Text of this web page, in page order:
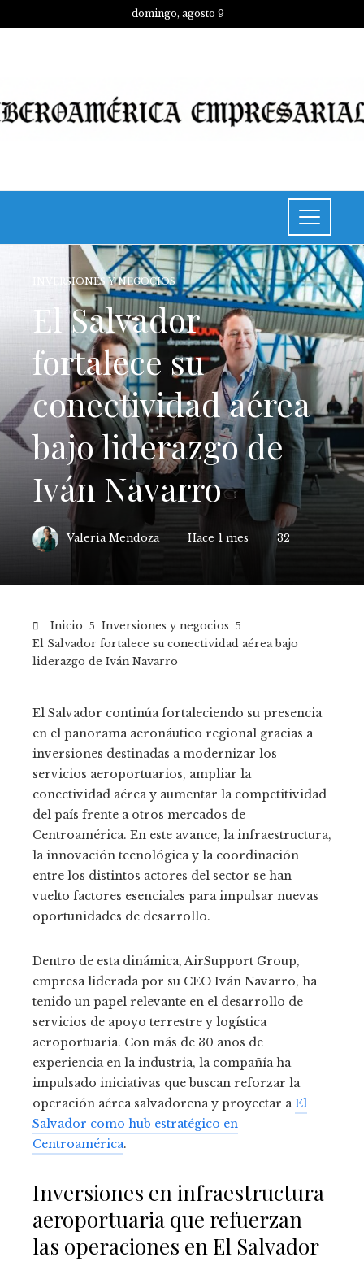
domingo, agosto 9
INVERSIONES Y NEGOCIOS
El Salvador
fortalece su
conectividad aérea
bajo liderazgo de
Iván Navarro
Valeria Mendoza Hace 1 mes 32
Inicio
Inversiones y negocios
El Salvador fortalece su conectividad aérea bajo
liderazgo de Iván Navarro
El Salvador continúa fortaleciendo su presencia
en el panorama aeronáutico regional gracias a
inversiones destinadas a modernizar los
servicios aeroportuarios, ampliar la
conectividad aérea y aumentar la competitividad
del país frente a otros mercados de
Centroamérica. En este avance, la infraestructura,
la innovación tecnológica y la coordinación
entre los distintos actores del sector se han
vuelto factores esenciales para impulsar nuevas
oportunidades de desarrollo.
Dentro de esta dinámica, AirSupport Group,
empresa liderada por su CEO Iván Navarro, ha
tenido un papel relevante en el desarrollo de
servicios de apoyo terrestre y logística
aeroportuaria. Con más de 30 años de
experiencia en la industria, la compañía ha
impulsado iniciativas que buscan reforzar la
operación aérea salvadoreña y proyectar aEl
Salvador como hub estratégico en
Centroamérica.
Inversiones en infraestructura
aeroportuaria que refuerzan
las operaciones en El Salvador